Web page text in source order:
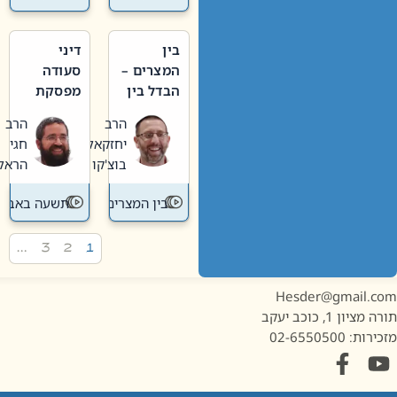
בין
המצרים –
הבדל בין
חדשה
לישנה
הרב
יחזקאל
בוצ'קו
בין המצרים
דיני
סעודה
מפסקת
תשעה
באב
הרב
חגי
הראל
תשעה באב
1, כוכב יעקב
02-6550500